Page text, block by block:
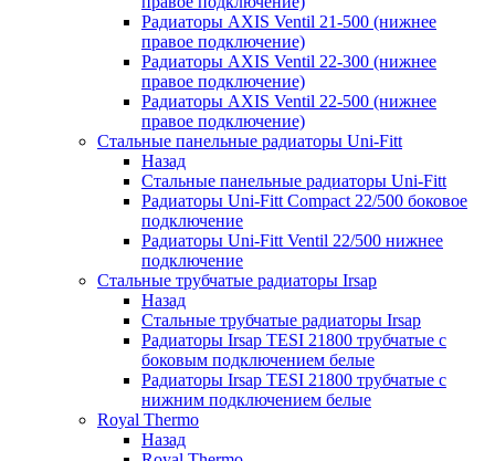
Радиаторы AXIS Ventil 21-500 (нижнее
правое подключение)
Радиаторы AXIS Ventil 22-300 (нижнее
правое подключение)
Радиаторы AXIS Ventil 22-500 (нижнее
правое подключение)
Стальные панельные радиаторы Uni-Fitt
Назад
Стальные панельные радиаторы Uni-Fitt
Радиаторы Uni-Fitt Compact 22/500 боковое
подключение
Радиаторы Uni-Fitt Ventil 22/500 нижнее
подключение
Стальные трубчатые радиаторы Irsap
Назад
Стальные трубчатые радиаторы Irsap
Радиаторы Irsap TESI 21800 трубчатые с
боковым подключением белые
Радиаторы Irsap TESI 21800 трубчатые с
нижним подключением белые
Royal Thermo
Назад